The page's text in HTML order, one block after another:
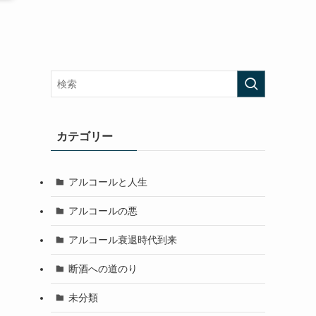
カテゴリー
アルコールと人生
アルコールの悪
アルコール衰退時代到来
断酒への道のり
未分類